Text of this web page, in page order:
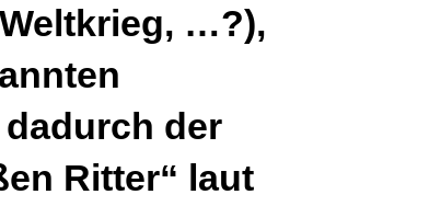
…?),
der
Ritter“ laut